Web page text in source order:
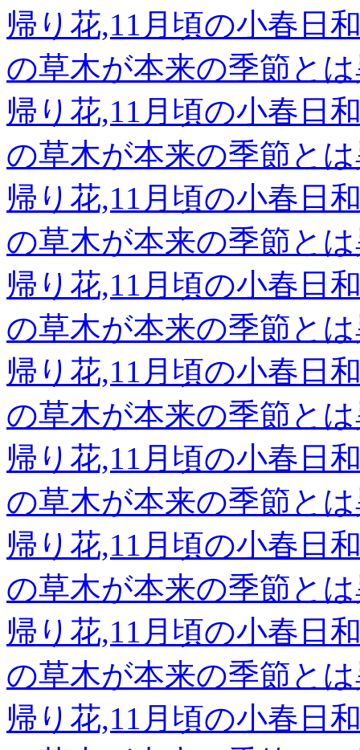
帰り花,11月頃の小春日
の草木が本来の季節と
帰り花,11月頃の小春日
の草木が本来の季節と
帰り花,11月頃の小春日
の草木が本来の季節と
帰り花,11月頃の小春日
の草木が本来の季節と
帰り花,11月頃の小春日
の草木が本来の季節と
帰り花,11月頃の小春日
の草木が本来の季節と
帰り花,11月頃の小春日
の草木が本来の季節と
帰り花,11月頃の小春日
の草木が本来の季節と
帰り花,11月頃の小春日